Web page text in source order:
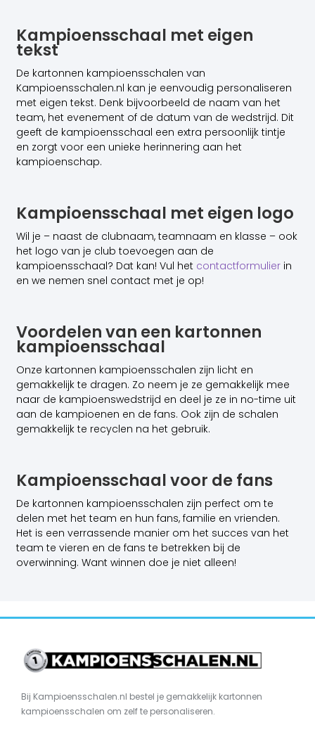
Kampioensschaal met eigen
tekst
De kartonnen kampioensschalen van
Kampioensschalen.nl kan je eenvoudig personaliseren
met eigen tekst. Denk bijvoorbeeld de naam van het
team, het evenement of de datum van de wedstrijd. Dit
geeft de kampioensschaal een extra persoonlijk tintje
en zorgt voor een unieke herinnering aan het
kampioenschap.
Kampioensschaal met eigen logo
Wil je – naast de clubnaam, teamnaam en klasse – ook
het logo van je club toevoegen aan de
kampioensschaal? Dat kan! Vul het contactformulier in
en we nemen snel contact met je op!
Voordelen van een kartonnen
kampioensschaal
Onze kartonnen kampioensschalen zijn licht en
gemakkelijk te dragen. Zo neem je ze gemakkelijk mee
naar de kampioenswedstrijd en deel je ze in no-time uit
aan de kampioenen en de fans. Ook zijn de schalen
gemakkelijk te recyclen na het gebruik.
Kampioensschaal voor de fans
De kartonnen kampioensschalen zijn perfect om te
delen met het team en hun fans, familie en vrienden.
Het is een verrassende manier om het succes van het
team te vieren en de fans te betrekken bij de
overwinning. Want winnen doe je niet alleen!
Bij Kampioensschalen.nl bestel je gemakkelijk kartonnen
kampioensschalen om zelf te personaliseren.